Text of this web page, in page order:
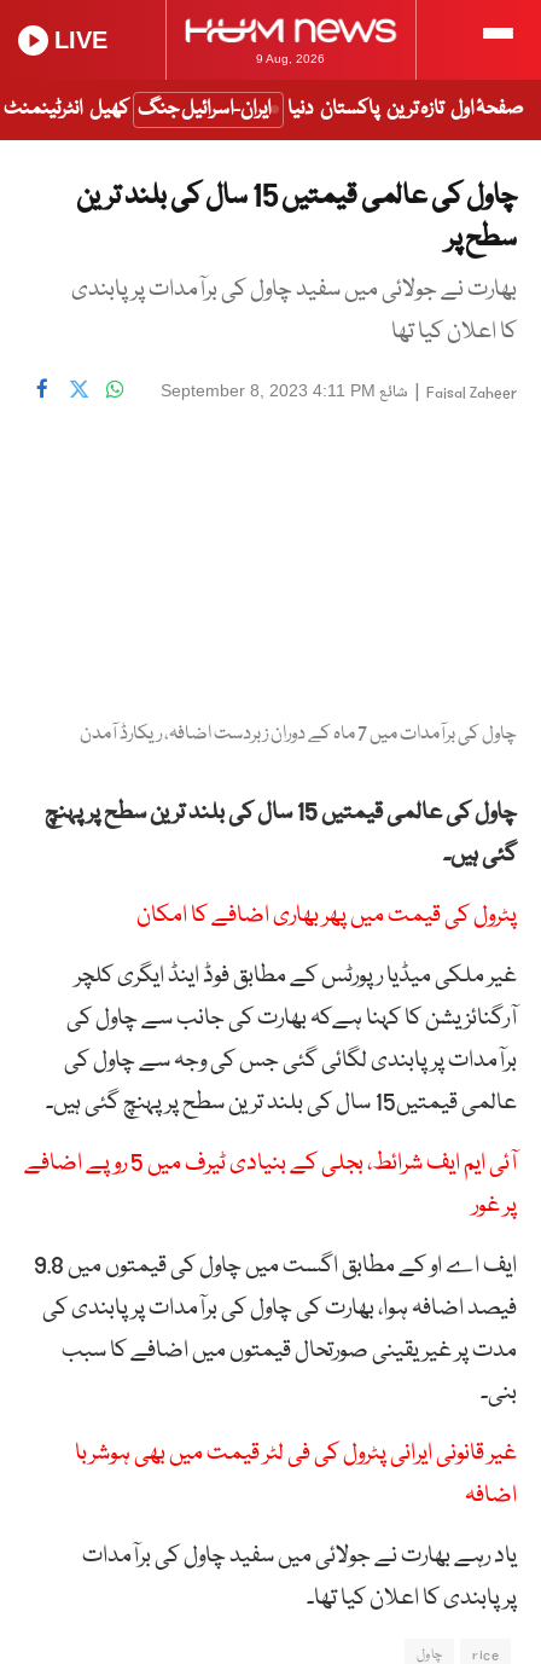
9 Aug, 2026
LIVE
صفحۂ اول تازہ ترین پاکستان دنیا ایران-اسرائیل جنگ کھیل انٹرٹینمنٹ
چاول کی عالمی قیمتیں 15 سال کی بلند ترین
سطح پر
بھارت نے جولائی میں سفید چاول کی برآمدات پرپابندی
کا اعلان کیا تھا
Faisal Zaheer
| شائع September 8, 2023 4:11 PM
چاول کی برآمدات میں 7 ماہ کے دوران زبردست اضافہ، ریکارڈ آمدن
چاول کی عالمی قیمتیں 15 سال کی بلند ترین سطح پر پہنچ
گئی ہیں۔
پٹرول کی قیمت میں پھر بھاری اضافے کا امکان
غیر ملکی میڈیا رپورٹس کے مطابق فوڈ اینڈ ایگری کلچر
آرگنائزیشن کا کہنا ہےکہ بھارت کی جانب سے چاول کی
برآمدات پر پابندی لگائی گئی جس کی وجہ سے چاول کی
عالمی قیمتیں15 سال کی بلند ترین سطح پر پہنچ گئی ہیں۔
آئی ایم ایف شرائط، بجلی کے بنیادی ٹیرف میں 5 روپے اضافے
پر غور
ایف اے او کے مطابق اگست میں چاول کی قیمتوں میں 9.8
فیصد اضافہ ہوا، بھارت کی چاول کی برآمدات پر پابندی کی
مدت پر غیریقینی صورتحال قیمتوں میں اضافے کا سبب
بنی۔
غیر قانونی ایرانی پٹرول کی فی لٹر قیمت میں بھی ہوشربا
اضافہ
یاد رہے بھارت نے جولائی میں سفید چاول کی برآمدات
پرپابندی کا اعلان کیا تھا۔
rice چاول